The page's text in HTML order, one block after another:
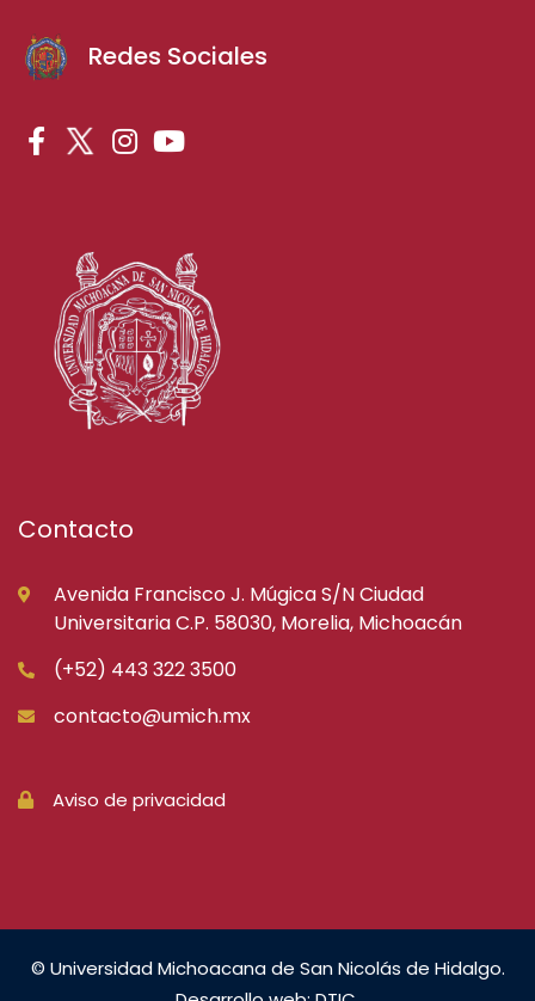
Redes Sociales
Contacto
Avenida Francisco J. Múgica S/N Ciudad
Universitaria C.P. 58030, Morelia, Michoacán
(+52) 443 322 3500
contacto@umich.mx
Aviso de privacidad
© Universidad Michoacana de San Nicolás de Hidalgo.